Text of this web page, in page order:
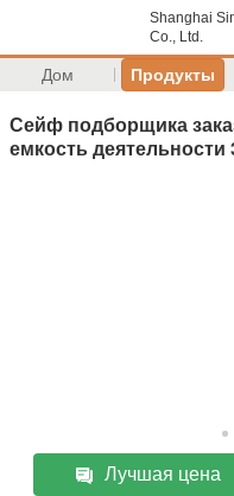
Shanghai
Co., Ltd.
Дом Продукты
Сейф подборщика
емкость деятельности
Лучшая цена